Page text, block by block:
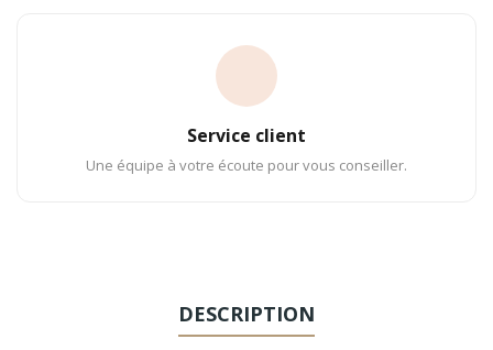
Service client
Une équipe à votre écoute pour vous conseiller.
DESCRIPTION